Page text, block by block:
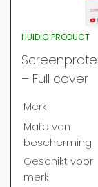
HUIDIG PRODUCT
– Full cover
Merk
Mate van
bescherming
Geschikt voor
merk